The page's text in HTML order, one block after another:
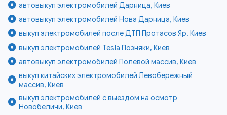
автовыкуп электромобилей Дарница, Киев
автовыкуп электромобилей Нова Дарница, Киев
выкуп электромобилей после ДТП Протасов Яр, Киев
выкуп электромобилей Tesla Позняки, Киев
автовыкуп электромобилей Полевой массив, Киев
выкуп китайских электромобилей Левобережный
массив, Киев
выкуп электромобилей с выездом на осмотр
Новобеличи, Киев